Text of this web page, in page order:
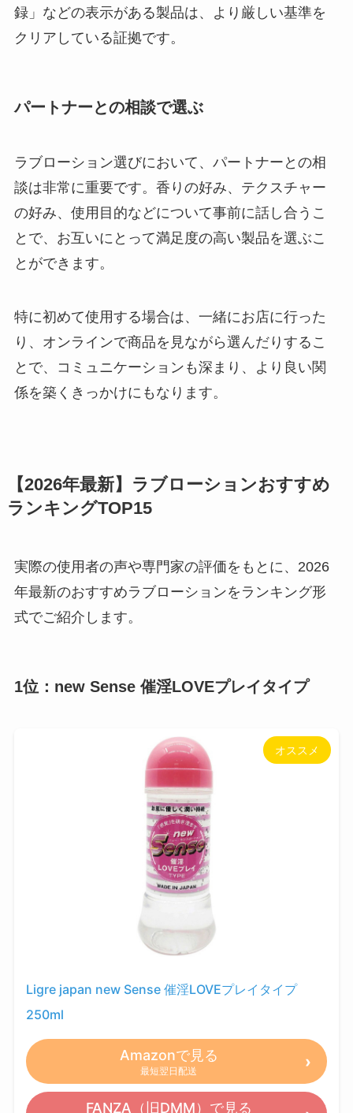
録」などの表示がある製品は、より厳しい基準を
クリアしている証拠です。
パートナーとの相談で選ぶ
ラブローション選びにおいて、パートナーとの相
談は非常に重要です。香りの好み、テクスチャー
の好み、使用目的などについて事前に話し合うこ
とで、お互いにとって満足度の高い製品を選ぶこ
とができます。
特に初めて使用する場合は、一緒にお店に行った
り、オンラインで商品を見ながら選んだりするこ
とで、コミュニケーションも深まり、より良い関
係を築くきっかけにもなります。
【2026年最新】ラブローションおすすめ
ランキングTOP15
実際の使用者の声や専門家の評価をもとに、2026
年最新のおすすめラブローションをランキング形
式でご紹介します。
1位：new Sense 催淫LOVEプレイタイプ
オススメ
Ligre japan new Sense 催淫LOVEプレイタイプ
250ml
Amazonで見る
最短翌日配送
FANZA（旧DMM）で見る